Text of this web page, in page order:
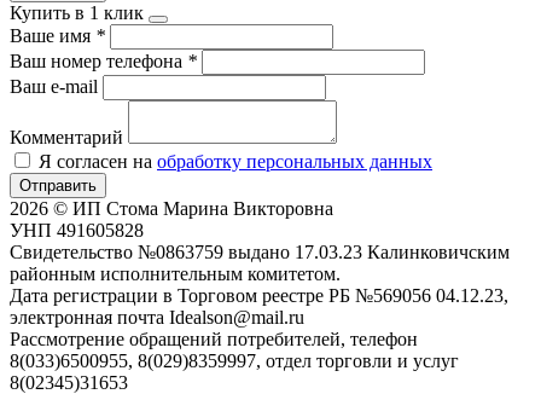
Купить в 1 клик
Ваше имя *
Ваш номер телефона *
Ваш e-mail
Комментарий
Я согласен на обработку персональных данных
Отправить
2026 © ИП Стома Марина Викторовна
УНП 491605828
Свидетельство №0863759 выдано 17.03.23 Калинковичским
районным исполнительным комитетом.
Дата регистрации в Торговом реестре РБ №569056 04.12.23,
электронная почта Idealson@mail.ru
Рассмотрение обращений потребителей, телефон
8(033)6500955, 8(029)8359997, отдел торговли и услуг
8(02345)31653